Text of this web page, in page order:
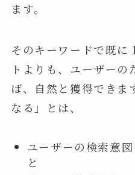
ます。
そのキーワードで既に
トよりも、ユーザー
ば、自然と獲得できま
なる」とは、
ユーザーの検索意
と